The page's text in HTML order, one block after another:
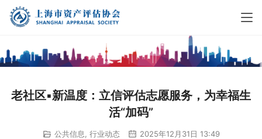
老社区▪新温度：立信评估志愿服务，为幸福生
活“加码”
公共信息 行业动态 2025年12月31日 13:49